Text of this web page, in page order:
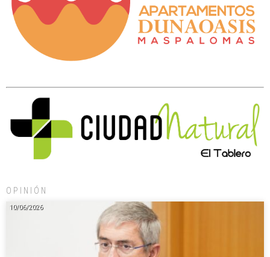
OPINIÓN
10/06/2026